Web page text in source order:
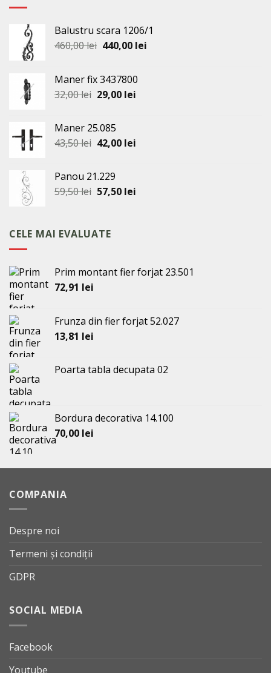
Balustru scara 1206/1
460,00lei Prețul
fost:
460,00 lei.
440,00 leiPrețul
Maner fix 3437800
32,00lei Prețul
fost:
32,00 lei.
29,00 leiPrețul
Maner 25.085
43,50lei Prețul
fost:
43,50 lei.
42,00 leiPrețul
Panou 21.229
59,50lei Prețul
fost:
59,50 lei.
57,50 leiPrețul
CELE MAI EVALUATE
Prim montant fier forjat 23.501
72,91 lei
Frunza din fier forjat 52.027
13,81 lei
Poarta tabla decupata 02
Bordura decorativa 14.100
70,00 lei
COMPANIA
Despre noi
Termeni și condiții
GDPR
SOCIAL MEDIA
Facebook
Youtube